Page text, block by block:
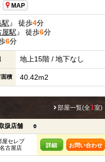
MAP
駅 』 徒歩4分
屋駅 』 徒歩6分
6分
地上15階 / 地下なし
面積 40.42m2
部屋一覧(全1室)
扱店舗
屋セレブ
名古屋店
詳細 お問い合わせ